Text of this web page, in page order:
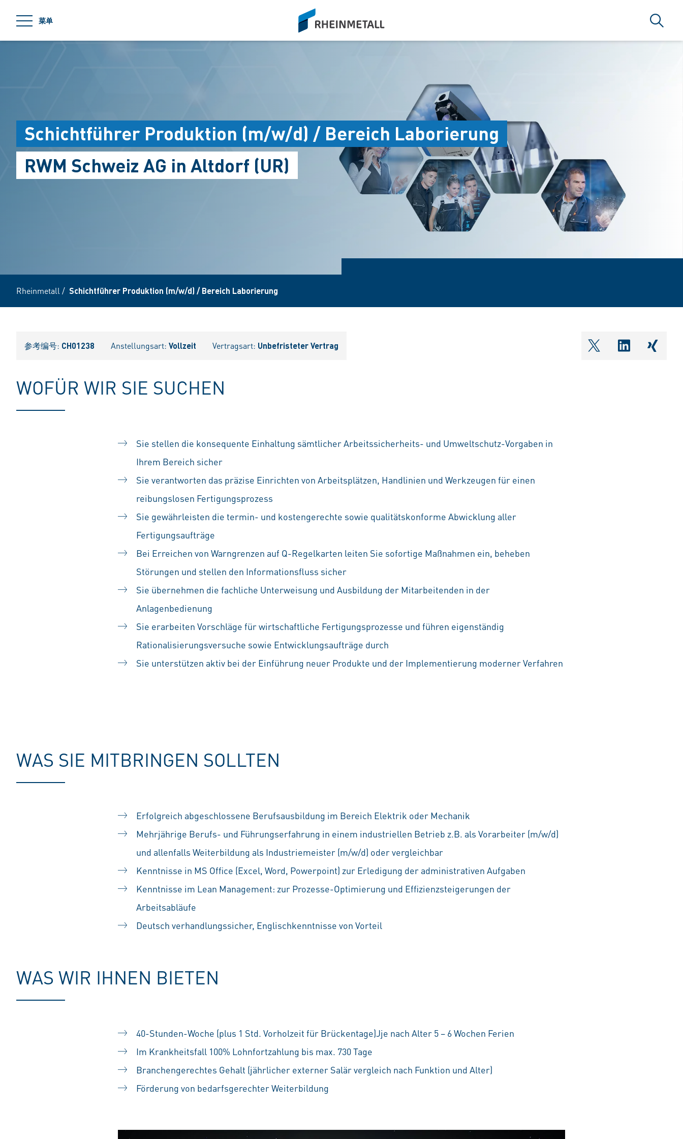
菜单
siteLogo
搜索
Schichtführer Produktion (m/w/d) / Bereich Laborierung
RWM Schweiz AG in Altdorf (UR)
Rheinmetall / Schichtführer Produktion (m/w/d) / Bereich Laborierung
参考编号: CH01238 Anstellungsart: Vollzeit Vertragsart: Unbefristeter Vertrag shareOntwitter
WOFÜR WIR SIE SUCHEN
Sie stellen die konsequente Einhaltung sämtlicher Arbeitssicherheits- und Umweltschutz-Vorgaben in
Ihrem Bereich sicher
Sie verantworten das präzise Einrichten von Arbeitsplätzen, Handlinien und Werkzeugen für einen
reibungslosen Fertigungsprozess
Sie gewährleisten die termin- und kostengerechte sowie qualitätskonforme Abwicklung aller
Fertigungsaufträge
Bei Erreichen von Warngrenzen auf Q-Regelkarten leiten Sie sofortige Maßnahmen ein, beheben
Störungen und stellen den Informationsfluss sicher
Sie übernehmen die fachliche Unterweisung und Ausbildung der Mitarbeitenden in der
Anlagenbedienung
Sie erarbeiten Vorschläge für wirtschaftliche Fertigungsprozesse und führen eigenständig
Rationalisierungsversuche sowie Entwicklungsaufträge durch
Sie unterstützen aktiv bei der Einführung neuer Produkte und der Implementierung moderner Verfahren
WAS SIE MITBRINGEN SOLLTEN
Erfolgreich abgeschlossene Berufsausbildung im Bereich Elektrik oder Mechanik
Mehrjährige Berufs- und Führungserfahrung in einem industriellen Betrieb z.B. als Vorarbeiter (m/w/d)
und allenfalls Weiterbildung als Industriemeister (m/w/d) oder vergleichbar
Kenntnisse in MS Office (Excel, Word, Powerpoint) zur Erledigung der administrativen Aufgaben
Kenntnisse im Lean Management: zur Prozesse-Optimierung und Effizienzsteigerungen der
Arbeitsabläufe
Deutsch verhandlungssicher, Englischkenntnisse von Vorteil
WAS WIR IHNEN BIETEN
40-Stunden-Woche (plus 1 Std. Vorholzeit für Brückentage)Jje nach Alter 5 – 6 Wochen Ferien
Im Krankheitsfall 100% Lohnfortzahlung bis max. 730 Tage
Branchengerechtes Gehalt (jährlicher externer Salär vergleich nach Funktion und Alter)
Förderung von bedarfsgerechter Weiterbildung